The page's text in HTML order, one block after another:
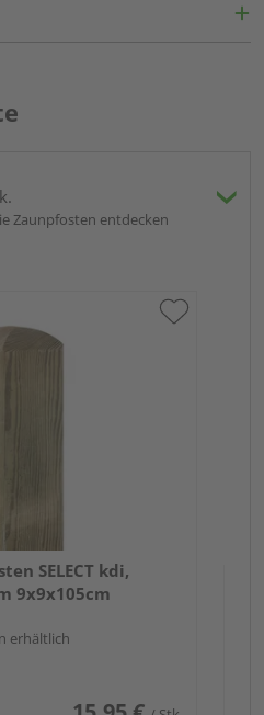
Zaunpfosten entdecken
SELECT kdi,
9x9x105cm
erhältlich